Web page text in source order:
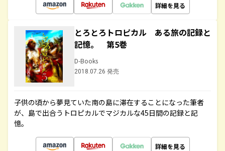
詳細を見る
とろとろトロピカル ある旅の記録と
記憶。 第5巻
D-Books
2018.07.26 発売
子供の頃から夢見ていた南の島に滞在することになった筆者
が、島で出合うトロピカルでマジカルな45日間の記録と記
憶。
詳細を見る